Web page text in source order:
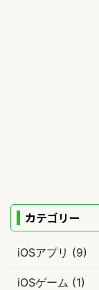
カテゴリー
iOSアプリ (9)
iOSゲーム (1)